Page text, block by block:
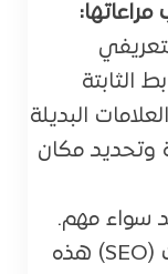
البديلة
مكان
سواء مهم.
تعتبر عناصر تحسين محركات البحث (SEO) هذه